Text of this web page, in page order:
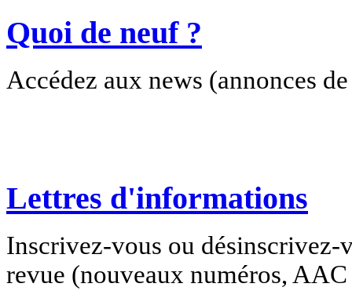
Quoi de neuf ?
Accédez aux news (annonces
Lettres d'informations
Inscrivez-vous ou
revue (nouveaux numéros,